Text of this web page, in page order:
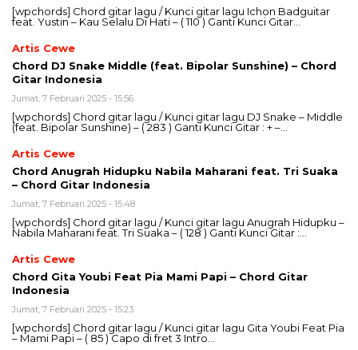
[wpchords] Chord gitar lagu / Kunci gitar lagu Ichon Badguitar
feat. Yustin – Kau Selalu Di Hati – ( 110 ) Ganti Kunci Gitar…
Artis Cewe
Chord DJ Snake Middle (feat. Bipolar Sunshine) – Chord
Gitar Indonesia
Jumat, 7 Februari 2025 - 15:56
[wpchords] Chord gitar lagu / Kunci gitar lagu DJ Snake – Middle
(feat. Bipolar Sunshine) – ( 283 ) Ganti Kunci Gitar : + –…
Artis Cewe
Chord Anugrah Hidupku Nabila Maharani feat. Tri Suaka
– Chord Gitar Indonesia
Jumat, 7 Februari 2025 - 15:48
[wpchords] Chord gitar lagu / Kunci gitar lagu Anugrah Hidupku –
Nabila Maharani feat. Tri Suaka – ( 128 ) Ganti Kunci Gitar :…
Artis Cewe
Chord Gita Youbi Feat Pia Mami Papi – Chord Gitar
Indonesia
Jumat, 7 Februari 2025 - 15:23
[wpchords] Chord gitar lagu / Kunci gitar lagu Gita Youbi Feat Pia
– Mami Papi – ( 85 ) Capo di fret 3 Intro…